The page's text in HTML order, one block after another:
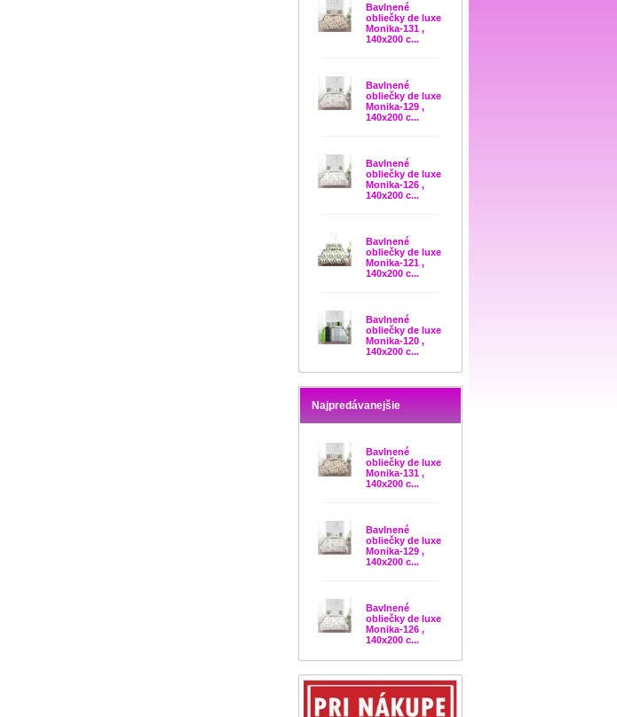
Bavlnené
obliečky de luxe
Monika-131 ,
140x200 c...
Bavlnené
obliečky de luxe
Monika-129 ,
140x200 c...
Bavlnené
obliečky de luxe
Monika-126 ,
140x200 c...
Bavlnené
obliečky de luxe
Monika-121 ,
140x200 c...
Bavlnené
obliečky de luxe
Monika-120 ,
140x200 c...
Najpredávanejšie
Bavlnené
obliečky de luxe
Monika-131 ,
140x200 c...
Bavlnené
obliečky de luxe
Monika-129 ,
140x200 c...
Bavlnené
obliečky de luxe
Monika-126 ,
140x200 c...